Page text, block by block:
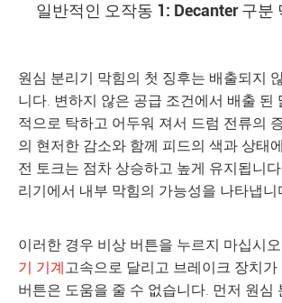
일반적인 오작동 1: Decanter 구분
원심 분리기 막힘의 첫 징후는 배출되지
니다. 변하지 않은 공급 조건에서 배출 된
적으로 탁하고 어두워 져서 드럼 전류의
의 현저한 감소와 함께 피드의 색과 상태
전 토크는 점차 상승하고 높게 유지됩니
리기에서 내부 막힘의 가능성을 나타냅니
이러한 경우 비상 버튼을 누르지 마십시
기 기계고속으로 달리고 브레이크 장치
버튼은 도움을 줄 수 없습니다. 먼저 원심